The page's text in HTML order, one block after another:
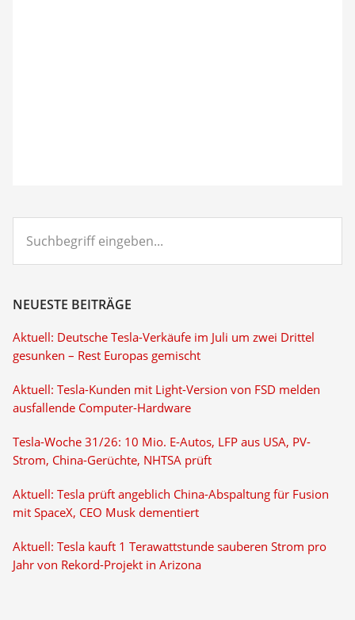
eingeben...
NEUESTE BEITRÄGE
Aktuell: Deutsche Tesla-Verkäufe im Juli um zwei Drittel
gesunken – Rest Europas gemischt
Aktuell: Tesla-Kunden mit Light-Version von FSD melden
ausfallende Computer-Hardware
Tesla-Woche 31/26: 10 Mio. E-Autos, LFP aus USA, PV-
Strom, China-Gerüchte, NHTSA prüft
Aktuell: Tesla prüft angeblich China-Abspaltung für Fusion
mit SpaceX, CEO Musk dementiert
Aktuell: Tesla kauft 1 Terawattstunde sauberen Strom pro
Jahr von Rekord-Projekt in Arizona